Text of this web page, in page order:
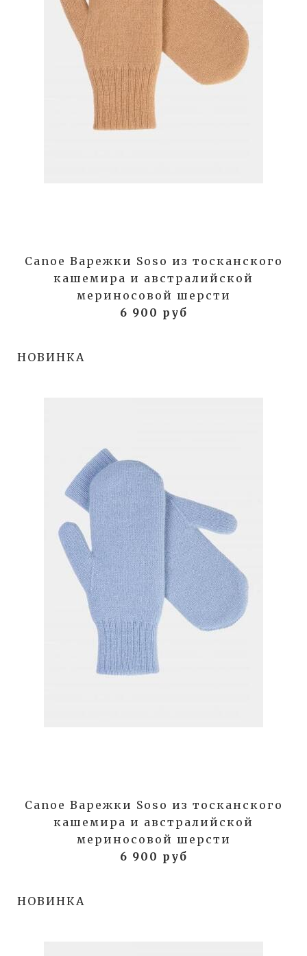
Canoe Варежки Soso из тосканского
кашемира и австралийской
мериносовой шерсти
6 900 руб
НОВИНКА
Canoe Варежки Soso из тосканского
кашемира и австралийской
мериносовой шерсти
6 900 руб
НОВИНКА